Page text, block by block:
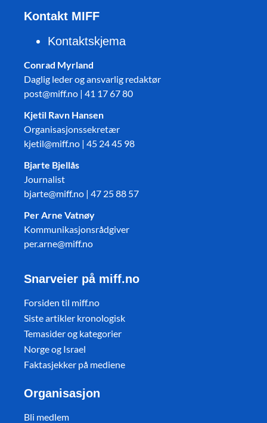
Kontakt MIFF
Kontaktskjema
Conrad Myrland
Daglig leder og ansvarlig redaktør
post@miff.no | 41 17 67 80
Kjetil Ravn Hansen
Organisasjonssekretær
kjetil@miff.no | 45 24 45 98
Bjarte Bjellås
Journalist
bjarte@miff.no | 47 25 88 57
Per Arne Vatnøy
Kommunikasjonsrådgiver
per.arne@miff.no
Snarveier på miff.no
Forsiden til miff.no
Siste artikler kronologisk
Temasider og kategorier
Norge og Israel
Faktasjekker på mediene
Organisasjon
Bli medlem